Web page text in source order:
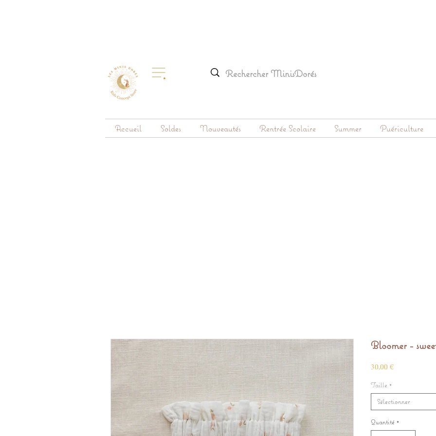
Accueil Soldes Nouveautés Rentrée Scolaire Summer Puériculture
Bloomer -
30,00 €Prix
Taille *
Sélectionner
Quantité *